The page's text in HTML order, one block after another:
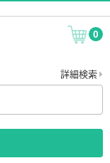
0
詳細検索